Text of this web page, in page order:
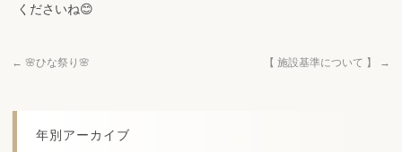
くださいね😊
← 🌸ひな祭り🌸 【 施設基準について 】 →
年別アーカイブ